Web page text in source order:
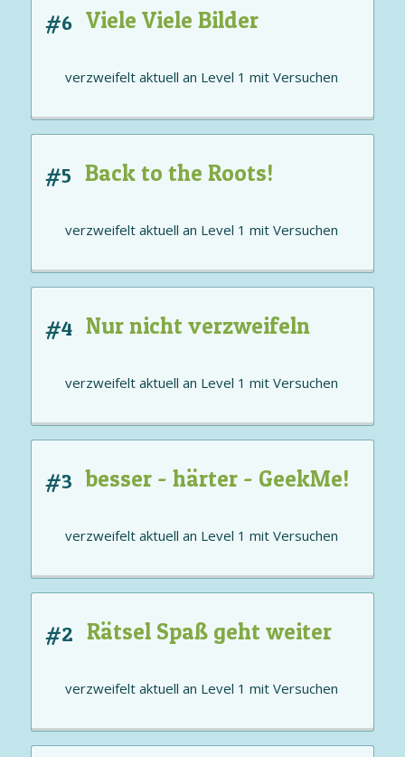
#6 Viele Viele Bilder
verzweifelt aktuell an Level 1 mitVersuchen
#5 Back to the Roots!
verzweifelt aktuell an Level 1 mitVersuchen
#4 Nur nicht verzweifeln
verzweifelt aktuell an Level 1 mitVersuchen
#3 besser - härter - GeekMe!
verzweifelt aktuell an Level 1 mitVersuchen
#2 Rätsel Spaß geht weiter
verzweifelt aktuell an Level 1 mitVersuchen